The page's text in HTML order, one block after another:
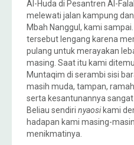
Al-Huda di Pesantren Al-
melewati jalan kampung
Mbah Nanggul, kami
tersebut lengang karena
pulang untuk merayakan
masing. Saat itu kami
Muntaqim di serambi sisi
masih muda, tampan,
serta kesantunannya
Beliau sendiri nyaosikami
hadapan kami masing-
menikmatinya.